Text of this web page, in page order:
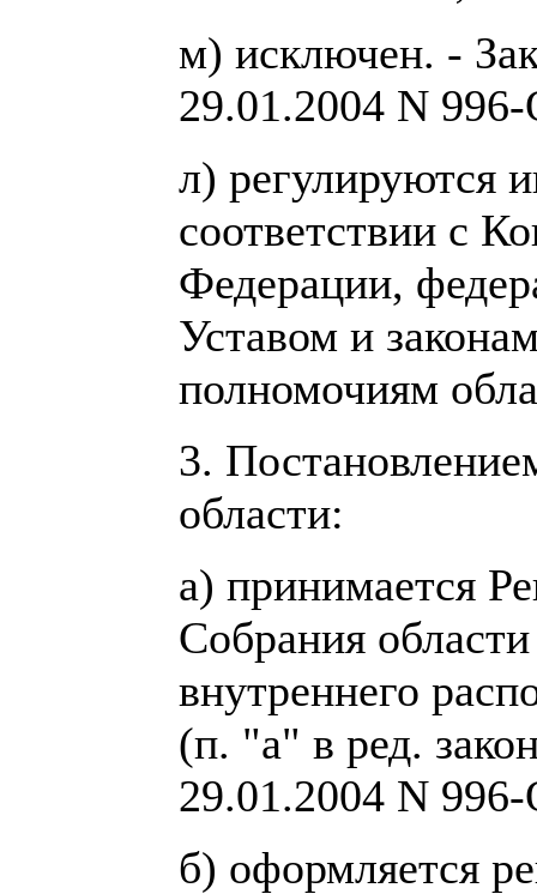
м) исключен. -
29.01.2004 N
л) регулируются
соответствии с
Федерации,
Уставом и
полномочиям
3.
области:
а) принимается
Собрания
внутреннего
(п. "а" в ред.
29.01.2004 N
б) оформляется